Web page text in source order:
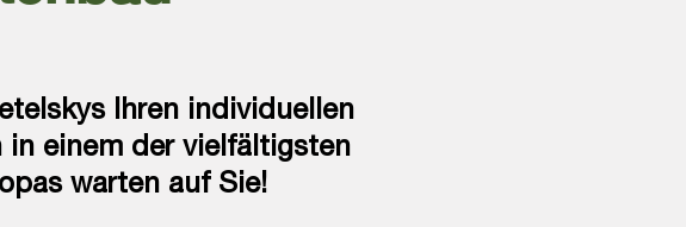
Ihren individuellen
in einem der vielfältigsten
warten auf Sie!